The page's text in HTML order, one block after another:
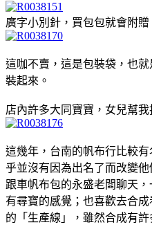
廣字小別針，買包包就會附贈
這咖不賣，這是包裝袋，也
裝起來。
店內許多大同寶寶，女兒幫我
這幾年，台南的帆布行比較
乎並沒有因為出名了而改變
跟車帆布包的永盛老闆聊天
有尋寶的感覺；也喜歡去合
的「生產線」，雖然合成有